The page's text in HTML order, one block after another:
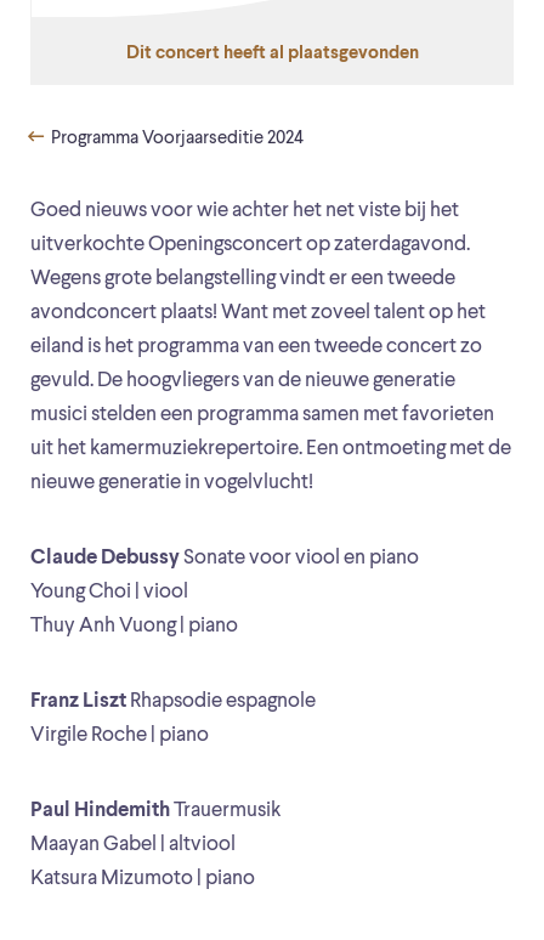
Goed nieuws voor wie achter het net viste bij het
uitverkochte Openingsconcert op zaterdagavond.
Wegens grote belangstelling vindt er een tweede
avondconcert plaats! Want met zoveel talent op het
eiland is het programma van een tweede concert zo
gevuld. De hoogvliegers van de nieuwe generatie
musici stelden een programma samen met favorieten
uit het kamermuziekrepertoire. Een ontmoeting met de
nieuwe generatie in vogelvlucht!
Claude DebussySonate voor viool en piano
Young Choi | viool
Thuy Anh Vuong | piano
Franz Liszt Rhapsodie espagnole
Virgile Roche | piano
Paul HindemithTrauermusik
Maayan Gabel | altviool
Katsura Mizumoto | piano
Dit concert heeft al plaatsgevonden
Programma Voorjaarseditie 2024